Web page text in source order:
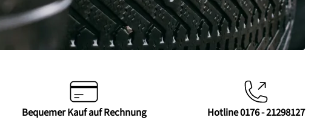
Bequemer Kauf auf Rechnung Hotline 0176 - 21298127